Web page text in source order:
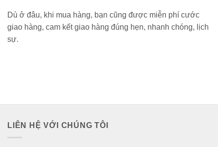
Dù ở đâu, khi mua hàng, bạn cũng được miễn phí cước
giao hàng, cam kết giao hàng đúng hẹn, nhanh chóng, lịch
sự.
LIÊN HỆ VỚI CHÚNG TÔI